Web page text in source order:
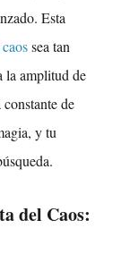
Esta
sea tan
la amplitud de
de
y tu
del Caos: